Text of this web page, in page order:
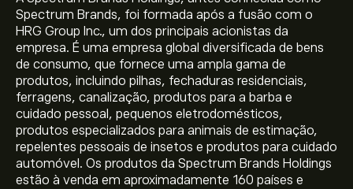
Spectrum Brands, foi formada após a fusão com o
HRG Group Inc., um dos principais acionistas da
empresa. É uma empresa global diversificada de bens
de consumo, que fornece uma ampla gama de
produtos, incluindo pilhas, fechaduras residenciais,
ferragens, canalização, produtos para a barba e
cuidado pessoal, pequenos eletrodomésticos,
produtos especializados para animais de estimação,
repelentes pessoais de insetos e produtos para cuidado
automóvel. Os produtos da Spectrum Brands Holdings
estão à venda em aproximadamente 160 países e